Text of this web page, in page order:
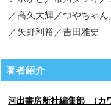
／高久大輝／つやちゃ
／矢野利裕／吉田雅史
著者紹介
河出書房新社編集部 （カ